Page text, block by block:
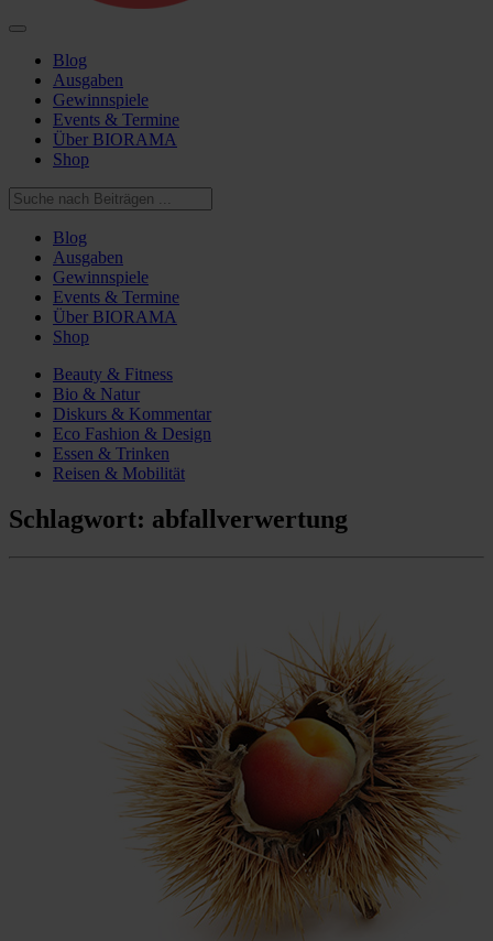
Blog
Ausgaben
Gewinnspiele
Events & Termine
Über BIORAMA
Shop
Blog
Ausgaben
Gewinnspiele
Events & Termine
Über BIORAMA
Shop
Beauty & Fitness
Bio & Natur
Diskurs & Kommentar
Eco Fashion & Design
Essen & Trinken
Reisen & Mobilität
Schlagwort: abfallverwertung